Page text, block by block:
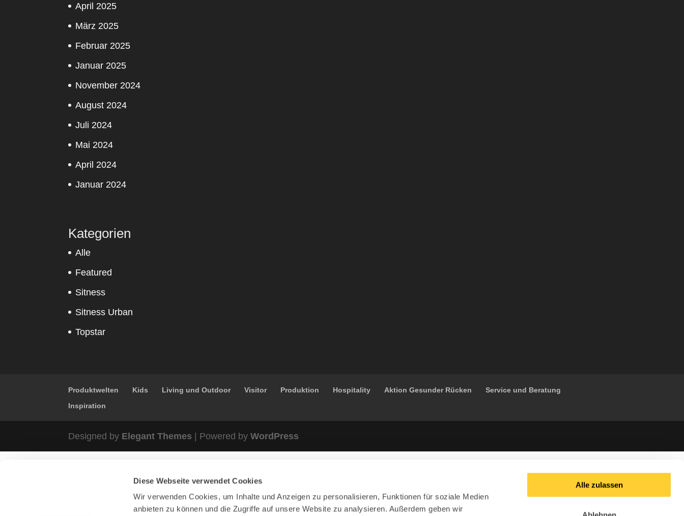
Diese Webseite verwendet Cookies
Wir verwenden Cookies, um Inhalte und Anzeigen zu personalisieren, Funktionen für soziale Medien
anbieten zu können und die Zugriffe auf unsere Website zu analysieren. Außerdem geben wir
Alle zulassen
April 2025
März 2025
Februar 2025
Januar 2025
November 2024
August 2024
Juli 2024
Mai 2024
April 2024
Januar 2024
Kategorien
Alle
Featured
Sitness
Sitness Urban
Topstar
Produktwelten Kids Living und Outdoor Visitor Produktion Hospitality Aktion Gesunder Rücken
Service und Beratung
Inspiration
Designed by Elegant Themes | Powered byWordPress